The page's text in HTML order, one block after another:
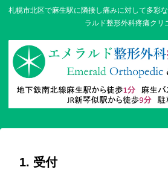
札幌市北区で麻生駅に隣接し痛みに対して多彩
ラルド整形外科疼痛クリ
1. 受付